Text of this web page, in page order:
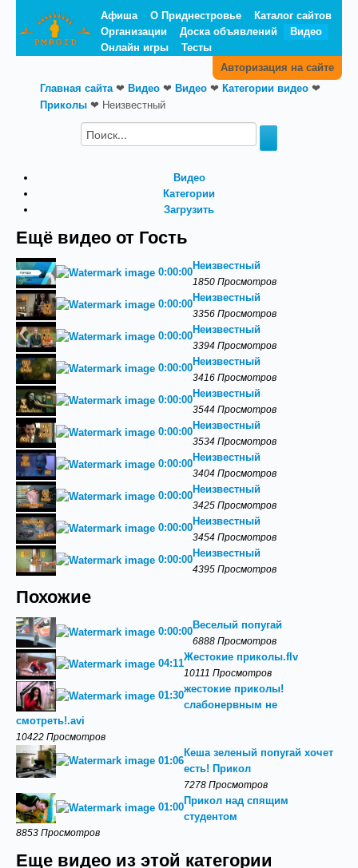
Афиша О Приднестровье
Каталог сайтов
Организации
Доска объявлений
Видео
Онлайн игры
Тесты
Авторизация на сайте
Главная сайта❤ Видео ❤ Видео ❤ Категории видео ❤
Приколы ❤ Неизвестный
Видео
Категории
Загрузить
Ещё видео от Гость
0:00:00
Неизвестный
1850 Просмотров
0:00:00
Неизвестный
3356 Просмотров
0:00:00
Неизвестный
3394 Просмотров
0:00:00
Неизвестный
3416 Просмотров
0:00:00
Неизвестный
3544 Просмотров
0:00:00
Неизвестный
3534 Просмотров
0:00:00
Неизвестный
3404 Просмотров
0:00:00
Неизвестный
3425 Просмотров
0:00:00
Неизвестный
3454 Просмотров
0:00:00
Неизвестный
4395 Просмотров
Похожие
0:00:00
Веселый попугай
6888 Просмотров
04:11
Жестокие приколы.flv
10111 Просмотров
01:30
жестокие приколы!
слабонервным не
смотреть!.avi
10422 Просмотров
01:06
Кеша зеленый попугай хочет
есть! Прикол
7278 Просмотров
01:00
Прикол над спящим
студентом
8853 Просмотров
Еще видео из этой категории